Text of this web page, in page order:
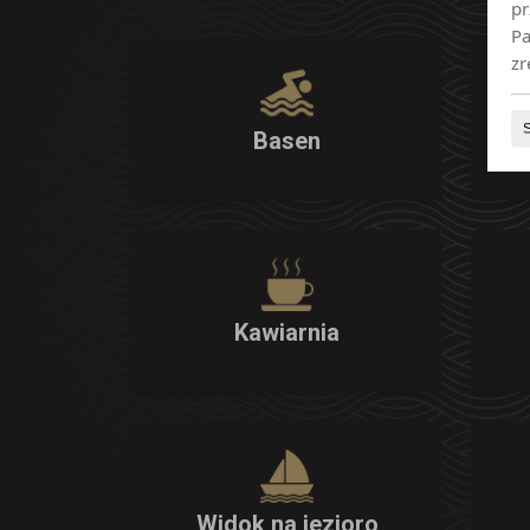
Basen
Kawiarnia
Widok na jezioro